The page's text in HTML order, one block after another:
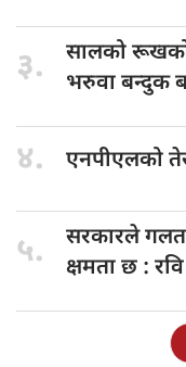
३. सालको
भरुवा बन्दुक
४. एनपीएलको
५. सरकारले गलत
क्षमता छ :